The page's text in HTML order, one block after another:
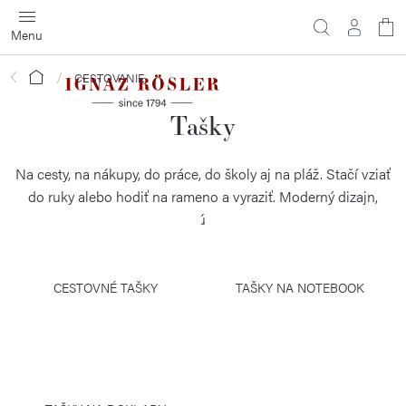
Prejsť
na
obsah
Domov CESTOVANIE
Tašky
Na cesty, na nákupy, do práce, do školy aj na pláž. Stačí vziať
do ruky alebo hodiť na rameno a vyraziť. Moderný dizajn,
perfektné materiály. Sú ľahké a multifunkčné.
CESTOVNÉ TAŠKY TAŠKY NA NOTEBOOK